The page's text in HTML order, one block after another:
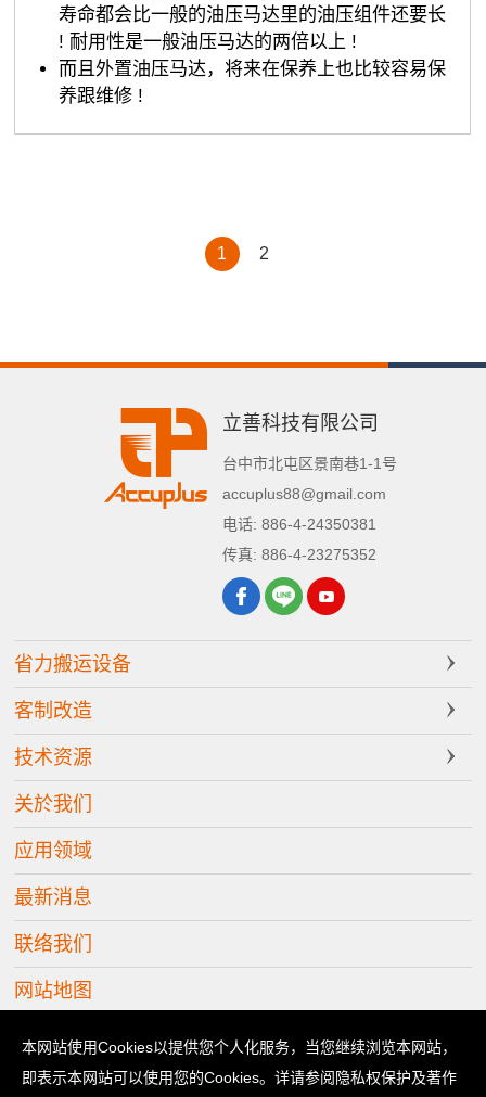
寿命都会比一般的油压马达里的油压组件还要长
! 耐用性是一般油压马达的两倍以上 !
而且外置油压马达，将来在保养上也比较容易保
养跟维修 !
1 2
立善科技有限公司
台中市北屯区景南巷1-1号
accuplus88@gmail.com
电话: 886-4-24350381
传真: 886-4-23275352
省力搬运设备
客制改造
技术资源
关於我们
应用领域
最新消息
联络我们
网站地图
Copyright © 2026 立善科技有限公司 版权所有
本网站使用Cookies以提供您个人化服务，当您继续浏览本网站，
即表示本网站可以使用您的Cookies。详请参阅隐私权保护及著作